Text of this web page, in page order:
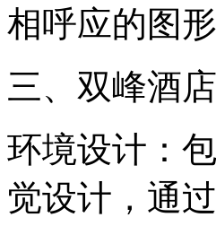
相呼应的图
三、双峰酒
环境设计‌：
觉设计，通